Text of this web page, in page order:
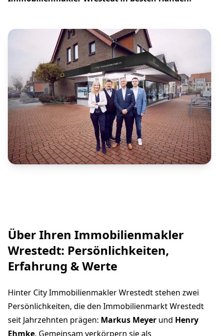
Über Ihren Immobilienmakler
Wrestedt: Persönlichkeiten,
Erfahrung & Werte
Hinter City Immobilienmakler Wrestedt stehen zwei
Persönlichkeiten, die den Immobilienmarkt Wrestedt
seit Jahrzehnten prägen: Markus Meyer und Henry
Ehmke. Gemeinsam verkörpern sie als